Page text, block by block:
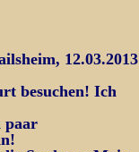
12.03.2013
besuchen! Ich
paar